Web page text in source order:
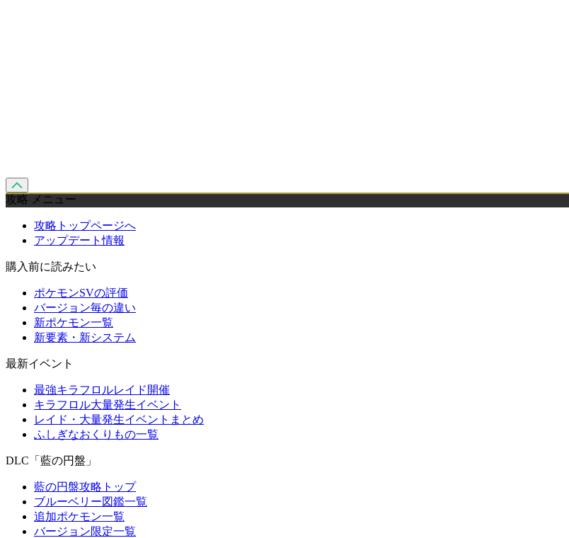
攻略 メニュー
攻略トップページへ
アップデート情報
購入前に読みたい
ポケモンSVの評価
バージョン毎の違い
新ポケモン一覧
新要素・新システム
最新イベント
最強キラフロルレイド開催
キラフロル大量発生イベント
レイド・大量発生イベントまとめ
ふしぎなおくりもの一覧
DLC「藍の円盤」
藍の円盤攻略トップ
ブルーベリー図鑑一覧
追加ポケモン一覧
バージョン限定一覧